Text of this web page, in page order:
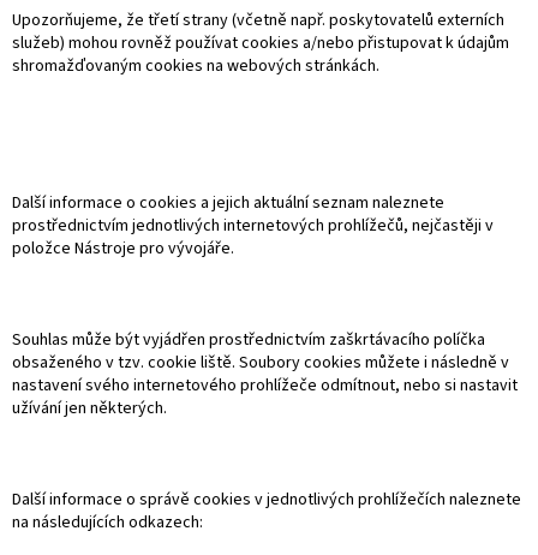
Upozorňujeme, že třetí strany (včetně např. poskytovatelů externích
služeb) mohou rovněž používat cookies a/nebo přistupovat k údajům
shromažďovaným cookies na webových stránkách.
Další informace o cookies a jejich aktuální seznam naleznete
prostřednictvím jednotlivých internetových prohlížečů, nejčastěji v
položce Nástroje pro vývojáře.
Souhlas může být vyjádřen prostřednictvím zaškrtávacího políčka
obsaženého v tzv. cookie liště. Soubory cookies můžete i následně v
nastavení svého internetového prohlížeče odmítnout, nebo si nastavit
užívání jen některých.
Další informace o správě cookies v jednotlivých prohlížečích naleznete
na následujících odkazech: